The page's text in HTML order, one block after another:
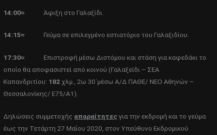
14:00≈ Άφιξη στο Γαλαξίδι.
14:15≈ Γεύμα σε επιλεγμένο εστιατόριο του Γαλαξιδίου.
17:30≈ Επιστροφή μέσω Διστόμου και στάση για καφεδάκι το
οποίο θα αποφασιστεί από κοινού (Γαλαξείδι – ΣΕΑ
Καπανδριτίου: 182χλμ., 2ω 30΄μέσω Α/Δ ΠΑΘΕ/ ΝΕΟ Αθηνών –
Θεσσαλονίκης/ Ε75/Α1).
Δηλώσεις συμμετοχής απαραίτητεςγια την εκδρομή και το γεύμα
έως την Τετάρτη 27 Μαΐου 2020, στον Υπεύθυνο Εκδρομικού